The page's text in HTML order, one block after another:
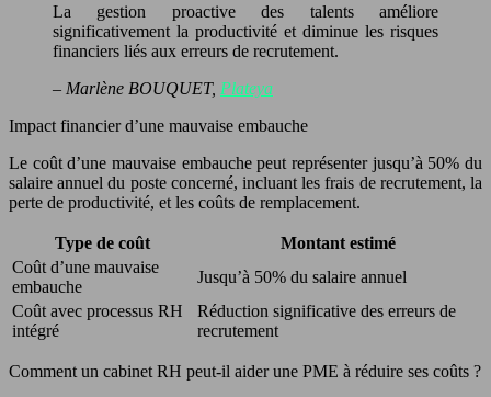
La gestion proactive des talents améliore
significativement la productivité et diminue les risques
financiers liés aux erreurs de recrutement.
– Marlène BOUQUET, Plateya
Impact financier d’une mauvaise embauche
Le coût d’une mauvaise embauche peut représenter jusqu’à 50% du
salaire annuel du poste concerné, incluant les frais de recrutement, la
perte de productivité, et les coûts de remplacement.
Type de coût
Montant estimé
Coût d’une mauvaise
embauche
Jusqu’à 50% du salaire annuel
Coût avec processus RH
intégré
Réduction significative des erreurs de
recrutement
Comment un cabinet RH peut-il aider une PME à réduire ses coûts ?